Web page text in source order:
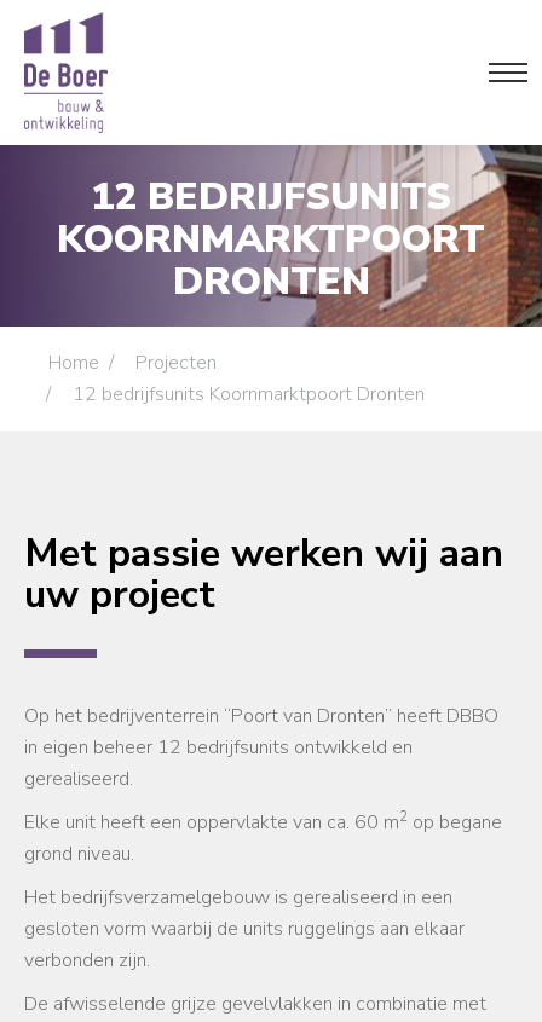
12 BEDRIJFSUNITS
KOORNMARKTPOORT
DRONTEN
Je bent hier:
Home
Projecten
12 bedrijfsunits Koornmarktpoort Dronten
Met passie werken wij aan
uw project
Op het bedrijventerrein “Poort van Dronten” heeft DBBO
in eigen beheer 12 bedrijfsunits ontwikkeld en
gerealiseerd.
Elke unit heeft een oppervlakte van ca. 60 m2 op begane
grond niveau.
Het bedrijfsverzamelgebouw is gerealiseerd in een
gesloten vorm waarbij de units ruggelings aan elkaar
verbonden zijn.
De afwisselende grijze gevelvlakken in combinatie met